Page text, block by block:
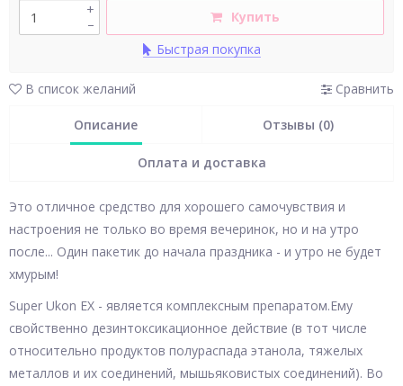
–
+
Купить
Быстрая покупка
В список желаний Сравнить
Описание Отзывы (0)
Оплата и доставка
Это отличное средство для хорошего самочувствия и
настроения не только во время вечеринок, но и на утро
после... Один пакетик до начала праздника - и утро не будет
хмурым!
Super Ukon EX - является комплексным препаратом.Ему
свойственно дезинтоксикационное действие (в тот числе
относительно продуктов полураспада этанола, тяжелых
металлов и их соединений, мышьяковистых соединений). Во